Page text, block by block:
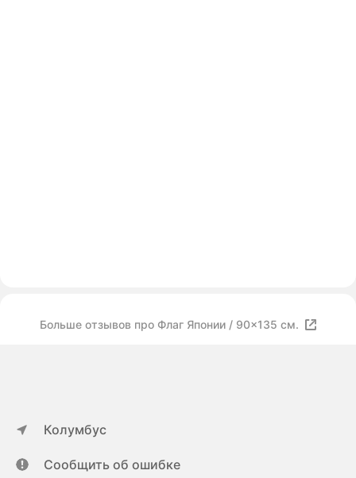
Больше отзывов про Флаг Японии / 90x135 см.
Колумбус
Сообщить об ошибке